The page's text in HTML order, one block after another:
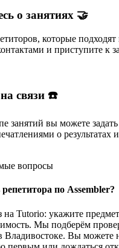
о занятиях 🤝
, которые
и приступите к
связи ☎️
занятий вы можете
о результатах
вопросы
по Assembler?
на Tutorio: укажите
Мы подберём
Владивостоке. Вы можете